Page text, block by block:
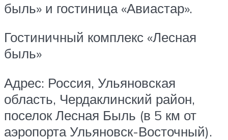
быль» и гостиница «Авиастар».
Гостиничный комплекс «Лесная
быль»
Адрес: Россия, Ульяновская
область, Чердаклинский район,
поселок Лесная Быль (в 5 км от
аэропорта Ульяновск-Восточный).